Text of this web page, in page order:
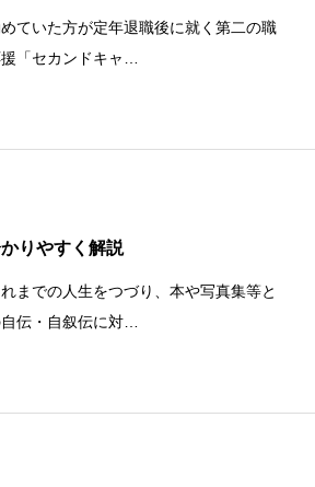
ていた方が定年退職後に就く第二の職
「セカンドキャ…
りやすく解説
までの人生をつづり、本や写真集等と
伝・自叙伝に対…